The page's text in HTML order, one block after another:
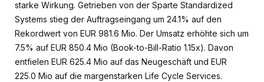
starke Wirkung. Getrieben von der Sparte Standardized
Systems stieg der Auftragseingang um 24.1% auf den
Rekordwert von EUR 981.6 Mio. Der Umsatz erhöhte sich um
7.5% auf EUR 850.4 Mio (Book-to-Bill-Ratio 1.15x). Davon
entfielen EUR 625.4 Mio auf das Neugeschäft und EUR
225.0 Mio auf die margenstarken Life Cycle Services.